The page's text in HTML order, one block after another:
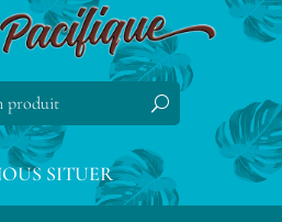
SITUER